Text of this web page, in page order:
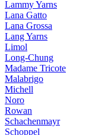
Lammy Yarns
Lana Gatto
Lana Grossa
Lang Yarns
Limol
Long-Chung
Madame Tricote
Malabrigo
Michell
Noro
Rowan
Schachenmayr
Schoppel